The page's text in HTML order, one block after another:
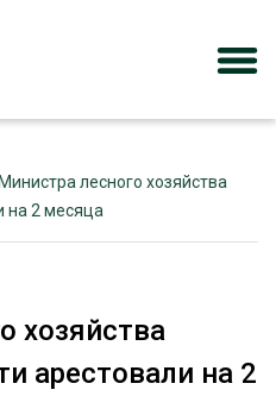
Министра лесного хозяйства
на 2 месяца
хозяйства
арестовали на 2